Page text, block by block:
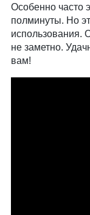
Особенно часто
полминуты. Но
использования.
не заметно.
вам!